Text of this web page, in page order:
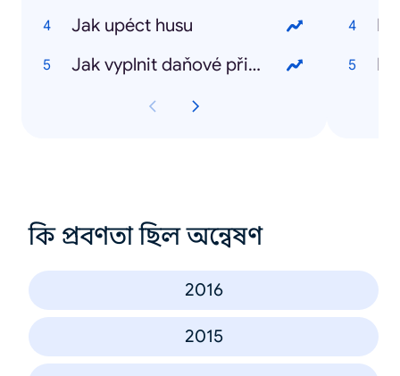
Jak upéct husu
Jak vyplnit daňové přiznání
কি প্রবণতা ছিল অন্বেষণ
2016
2015